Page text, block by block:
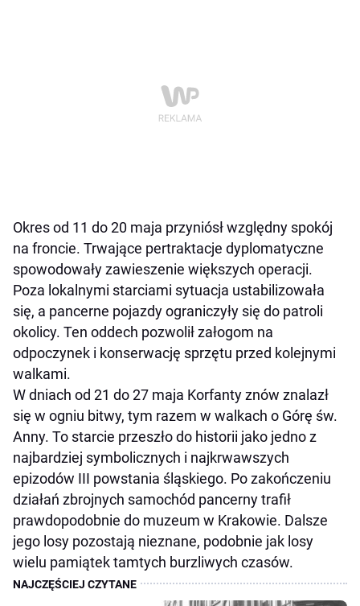
Okres od 11 do 20 maja przyniósł względny spokój
na froncie. Trwające pertraktacje dyplomatyczne
spowodowały zawieszenie większych operacji.
Poza lokalnymi starciami sytuacja ustabilizowała
się, a pancerne pojazdy ograniczyły się do patroli
okolicy. Ten oddech pozwolił załogom na
odpoczynek i konserwację sprzętu przed kolejnymi
walkami.
W dniach od 21 do 27 maja Korfanty znów znalazł
się w ogniu bitwy, tym razem w walkach o Górę św.
Anny. To starcie przeszło do historii jako jedno z
najbardziej symbolicznych i najkrwawszych
epizodów III powstania śląskiego. Po zakończeniu
działań zbrojnych samochód pancerny trafił
prawdopodobnie do muzeum w Krakowie. Dalsze
jego losy pozostają nieznane, podobnie jak losy
wielu pamiątek tamtych burzliwych czasów.